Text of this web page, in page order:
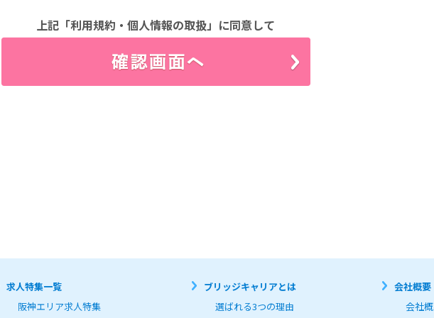
情報について、別途定める「個人情報保護方針」
あたって以下の行為を行わないものとします。
話番号、Eメールアドレス、ファックス番号、職業、学歴、職歴等、個人を識別できる情報を、お問い合わせ回答、当社が行う職
的の範囲内で利用するものとし、次のいずれかに該当する場合を除き、第三者への開示及び提供は行いません。
よる承諾がある場合
報提供者と接触する第三者の生命が危険にさらされる恐れがあると当社が判断した場合
上記「利用規約・個人情報の取扱」に同意して
求人特集一覧
阪神エリア求人特集
ブリッジキャリアとは
選ばれる3つの理由
会社概要
会社